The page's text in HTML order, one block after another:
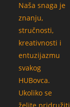
Naša snaga je
znanju,
stručnosti,
kreativnosti i
entuzijazmu
svakog
HUBovca.
Ukoliko se